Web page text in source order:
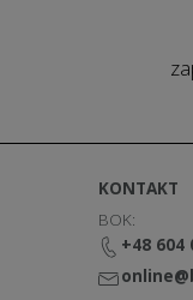
KONTAKT
BOK:
+48 604